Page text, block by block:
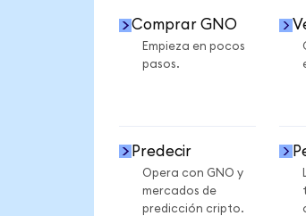
Comprar GNO
Empieza en pocos
pasos.
Predecir
Opera con GNO y
mercados de
predicción cripto.